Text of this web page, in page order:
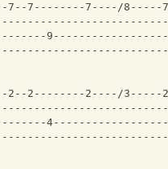
7--------7----/8-----
2--------2----/3-----